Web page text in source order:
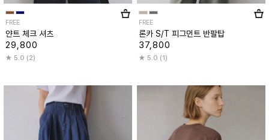
FREE
얀트 체크 셔츠
29,800
5.0 (2)
FREE
론카 S/T 피그먼트 반팔탑
37,800
5.0 (1)